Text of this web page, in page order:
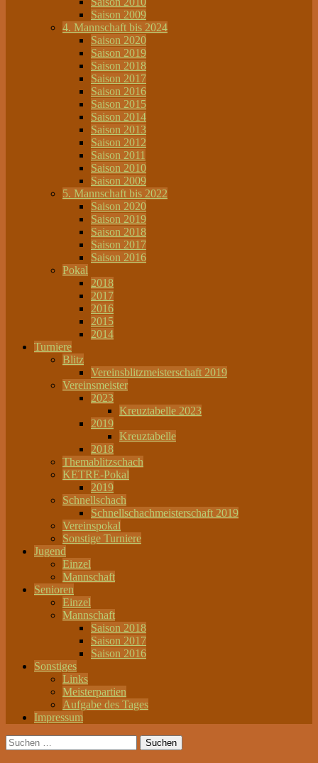
Saison 2009
4. Mannschaft bis 2024
Saison 2020
Saison 2019
Saison 2018
Saison 2017
Saison 2016
Saison 2015
Saison 2014
Saison 2013
Saison 2012
Saison 2011
Saison 2010
Saison 2009
5. Mannschaft bis 2022
Saison 2020
Saison 2019
Saison 2018
Saison 2017
Saison 2016
Pokal
2018
2017
2016
2015
2014
Turniere
Blitz
Vereinsblitzmeisterschaft 2019
Vereinsmeister
2023
Kreuztabelle 2023
2019
Kreuztabelle
2018
Themablitzschach
KETRE-Pokal
2019
Schnellschach
Schnellschachmeisterschaft 2019
Vereinspokal
Sonstige Turniere
Jugend
Einzel
Mannschaft
Senioren
Einzel
Mannschaft
Saison 2018
Saison 2017
Saison 2016
Sonstiges
Links
Meisterpartien
Aufgabe des Tages
Impressum
Suchen
nach: